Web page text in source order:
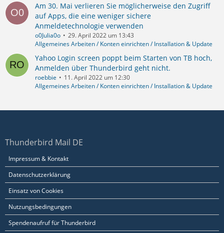
Am 30. Mai verlieren Sie möglicherweise den Zugriff
auf Apps, die eine weniger sichere
Anmeldetechnologie verwenden
o0Julia0o
29. April 2022 um 13:43
Allgemeines Arbeiten / Konten einrichten / Installation & Update
Yahoo Login screen poppt beim Starten von TB hoch,
Anmelden über Thunderbird geht nicht.
roebbie
11. April 2022 um 12:30
Allgemeines Arbeiten / Konten einrichten / Installation & Update
Thunderbird Mail DE
Impressum & Kontakt
Datenschutzerklärung
Einsatz von Cookies
Nutzungsbedingungen
Spendenaufruf für Thunderbird